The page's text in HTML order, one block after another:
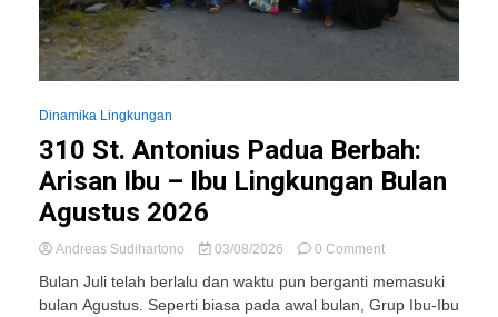
Dinamika Lingkungan
310 St. Antonius Padua Berbah:
Arisan Ibu – Ibu Lingkungan Bulan
Agustus 2026
Andreas Sudihartono 03/08/2026 0 Commenton
St.
Antonius
Bulan Juli telah berlalu dan waktu pun berganti memasuki
bulan Agustus. Seperti biasa pada awal bulan, Grup Ibu-Ibu